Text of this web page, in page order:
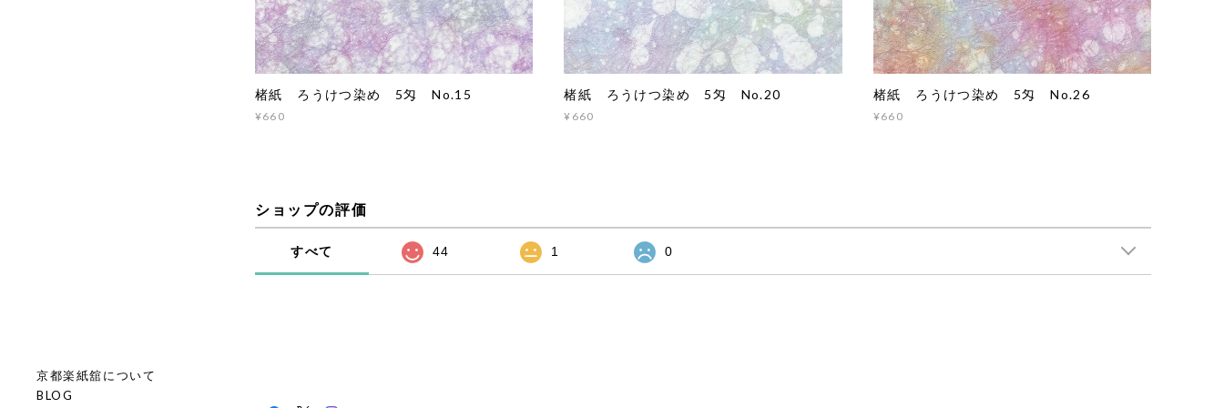
京都楽紙舘について
BLOG
楮紙 ろうけつ染め 5匁 No.15
¥660
楮紙 ろうけつ染め 5匁 No.20
¥660
楮紙 ろうけつ染め 5匁 No.26
¥660
ショップの評価
すべて 44 1 0